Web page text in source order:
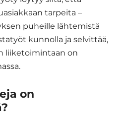
tarpeita –
puheille lähtemistä
kunnolla ja selvittää,
liiketoimintaan on
on